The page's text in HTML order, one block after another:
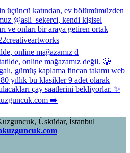
online mağazamız d
Üsküdar, İstanbul